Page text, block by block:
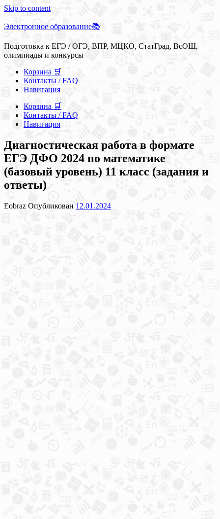
Skip to content
Электронное образование📚
Подготовка к ЕГЭ / ОГЭ, ВПР, МЦКО, СтатГрад, ВсОШ,
олимпиады и конкурсы
Корзина 🛒
Контакты / FAQ
Навигация
Корзина 🛒
Контакты / FAQ
Навигация
Диагностическая работа в формате
ЕГЭ ДФО 2024 по математике
(базовый уровень) 11 класс (задания и
ответы)
Eobraz Опубликован 12.01.2024